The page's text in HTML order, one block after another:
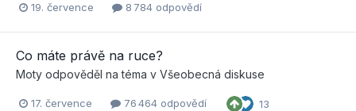
19. července 8 784 odpovědí
Co máte právě na ruce?
Moty odpověděl na téma v Všeobecná diskuse
17. července 76 464 odpovědí 13